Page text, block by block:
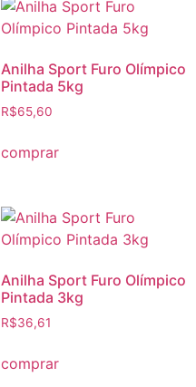
Anilha Sport Furo Olímpico
Pintada 5kg
R$65,60
comprar
Anilha Sport Furo Olímpico
Pintada 3kg
R$36,61
comprar